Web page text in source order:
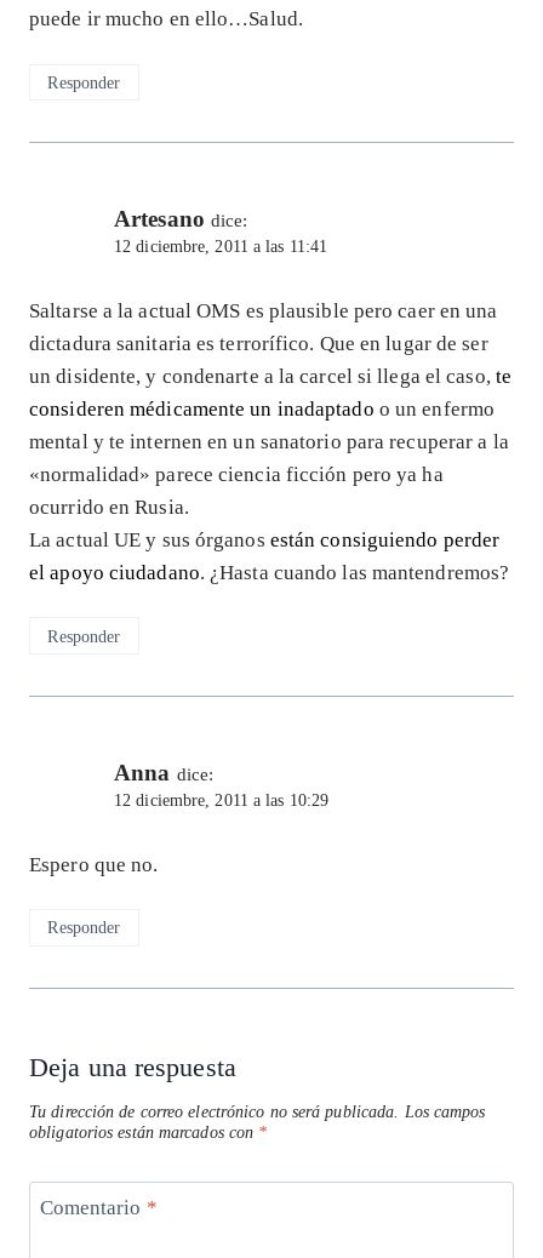
puede ir mucho en ello…Salud.
Responder
Artesano dice:
12 diciembre, 2011 a las 11:41
Saltarse a la actual OMS es plausible pero caer en una
dictadura sanitaria es terrorífico. Que en lugar de ser
un disidente, y condenarte a la carcel si llega el caso, te
consideren médicamente un inadaptado o un enfermo
mental y te internen en un sanatorio para recuperar a la
«normalidad» parece ciencia ficción pero ya ha
ocurrido en Rusia.
La actual UE y sus órganos están consiguiendo perder
el apoyo ciudadano. ¿Hasta cuando las mantendremos?
Responder
Anna dice:
12 diciembre, 2011 a las 10:29
Espero que no.
Responder
Deja una respuesta
Tu dirección de correo electrónico no será publicada.
Los campos
obligatorios están marcados con *
Comentario *